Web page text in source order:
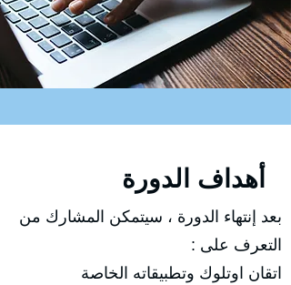
بعد إنتهاء الدورة ، سيتمكن المشارك من
التعرف على :
اتقان اوتلوك وتطبيقاته الخاصة